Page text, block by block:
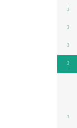
n
e